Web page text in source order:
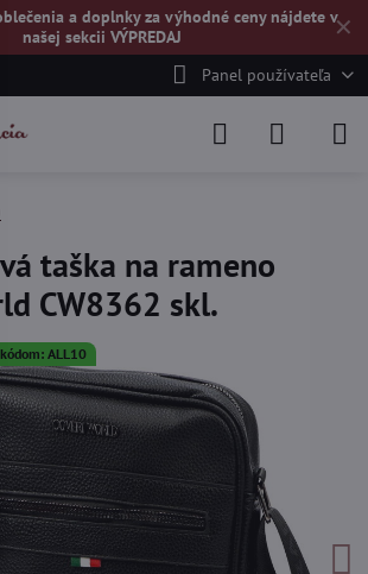
✕
a doplnky za výhodné ceny nájdete v
našej sekcii VÝPREDAJ
Panel používateľa
ALL10
taška na rameno
CW8362 skl.